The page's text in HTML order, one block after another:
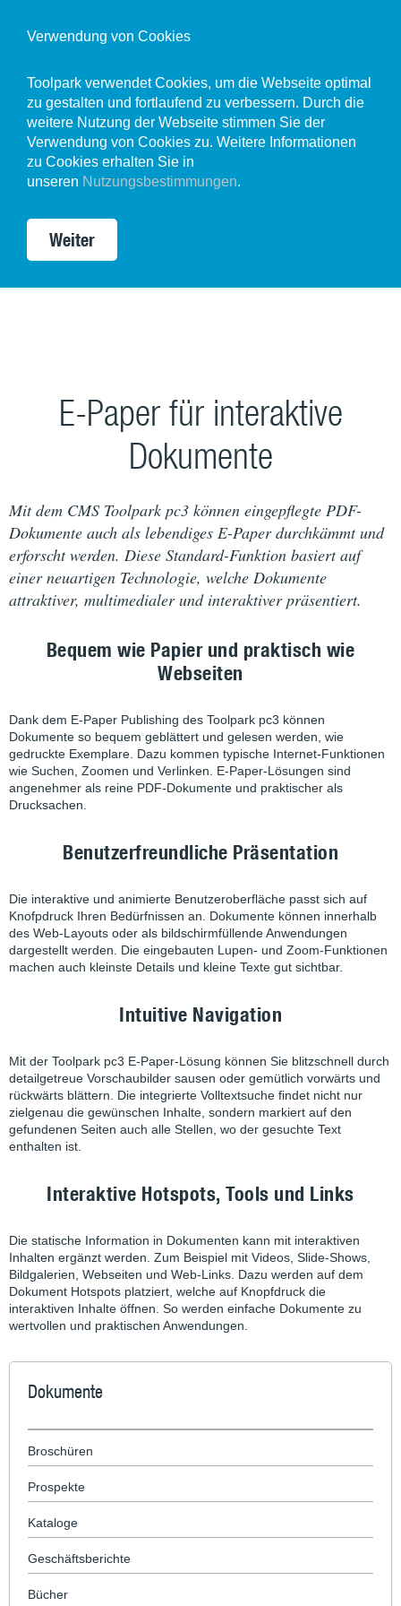
E-Paper für interaktive
Dokumente
Mit dem CMS Toolpark pc3 können eingepflegte PDF-
Dokumente auch als lebendiges E-Paper durchkämmt und
erforscht werden. Diese Standard-Funktion basiert auf
einer neuartigen Technologie, welche Dokumente
attraktiver, multimedialer und interaktiver präsentiert.
Bequem wie Papier und praktisch wie
Webseiten
Dank dem E-Paper Publishing des Toolpark pc3 können
Dokumente so bequem geblättert und gelesen werden, wie
gedruckte Exemplare. Dazu kommen typische Internet-Funktionen
wie Suchen, Zoomen und Verlinken. E-Paper-Lösungen sind
angenehmer als reine PDF-Dokumente und praktischer als
Drucksachen.
Benutzerfreundliche Präsentation
Die interaktive und animierte Benutzeroberfläche passt sich auf
Knofpdruck Ihren Bedürfnissen an. Dokumente können innerhalb
des Web-Layouts oder als bildschirmfüllende Anwendungen
dargestellt werden. Die eingebauten Lupen- und Zoom-Funktionen
machen auch kleinste Details und kleine Texte gut sichtbar.
Intuitive Navigation
Mit der Toolpark pc3 E-Paper-Lösung können Sie blitzschnell durch
detailgetreue Vorschaubilder sausen oder gemütlich vorwärts und
rückwärts blättern. Die integrierte Volltextsuche findet nicht nur
zielgenau die gewünschen Inhalte, sondern markiert auf den
gefundenen Seiten auch alle Stellen, wo der gesuchte Text
enthalten ist.
Interaktive Hotspots, Tools und Links
Die statische Information in Dokumenten kann mit interaktiven
Inhalten ergänzt werden. Zum Beispiel mit Videos, Slide-Shows,
Bildgalerien, Webseiten und Web-Links. Dazu werden auf dem
Dokument Hotspots platziert, welche auf Knopfdruck die
interaktiven Inhalte öffnen. So werden einfache Dokumente zu
wertvollen und praktischen Anwendungen.
Dokumente
Broschüren
Prospekte
Kataloge
Geschäftsberichte
Bücher
Verwendung von Cookies
Toolpark verwendet Cookies, um die Webseite optimal
zu gestalten und fortlaufend zu verbessern. Durch die
weitere Nutzung der Webseite stimmen Sie der
Verwendung von Cookies zu. Weitere Informationen
zu Cookies erhalten Sie in
unseren Nutzungsbestimmungen.
Weiter